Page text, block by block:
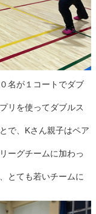
名が１コートでダブ
リを使ってダブルス
で、Kさん親子はペア
ーグチームに加わっ
とても若いチームに